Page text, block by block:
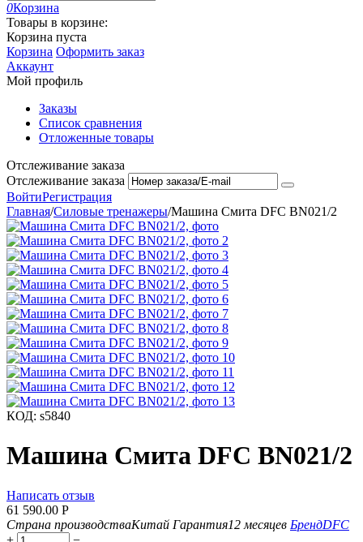
0Корзина
Товары в корзине:
Корзина пуста
Корзина Оформить заказ
Аккаунт
Мой профиль
Заказы
Список сравнения
Отложенные товары
Отслеживание заказа
Отслеживание заказа
ВойтиРегистрация
Главная/Силовые тренажеры/Машина Смита DFC BN021/2
КОД: s5840
Машина Смита DFC BN021/2
Написать отзыв
61 590.00 Р
Страна производстваКитай Гарантия12 месяцев БрендDFC